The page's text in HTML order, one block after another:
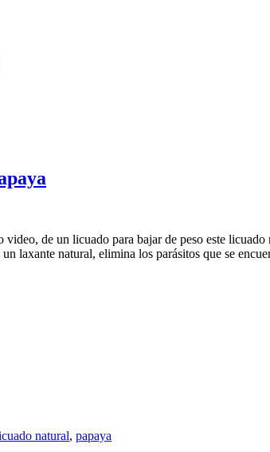
de un licuado para bajar de peso este
laxante natural, elimina los parásitos que se
natural, papaya